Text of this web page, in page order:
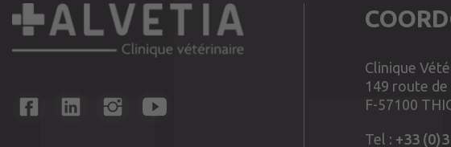
Clinique
149 route
F-57100
Tel : +33